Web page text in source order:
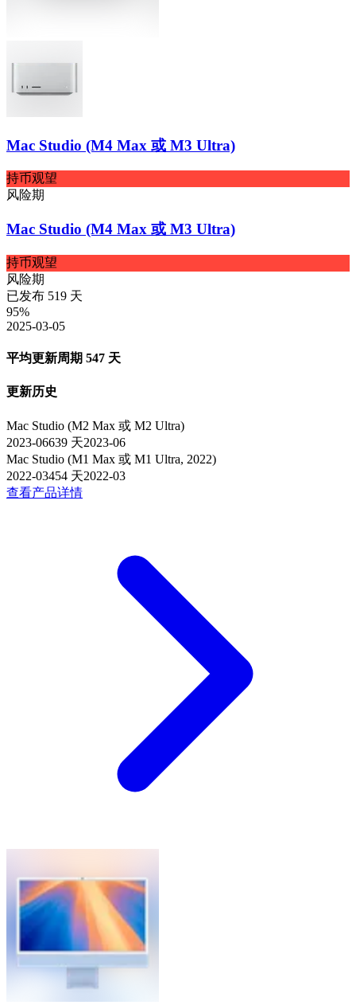
Mac Studio (M4 Max 或 M3 Ultra)
持币观望
风险期
Mac Studio (M4 Max 或 M3 Ultra)
持币观望
风险期
已发布 519 天
95%
2025-03-05
平均更新周期 547 天
更新历史
Mac Studio (M2 Max 或 M2 Ultra)
2023-06639 天2023-06
Mac Studio (M1 Max 或 M1 Ultra, 2022)
2022-03454 天2022-03
查看产品详情